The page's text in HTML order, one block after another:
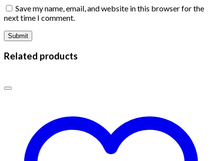
Save my name, email, and website in this browser for the
next time I comment.
Related products